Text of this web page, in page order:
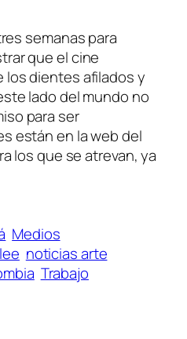
semanas para
que el cine
los dientes afilados y
lado del mundo no
para ser
están en la web del
los que se atrevan, ya
Medios
noticias arte
Trabajo